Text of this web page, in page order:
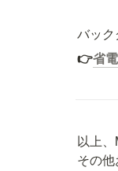
バッ
👉省
以上
その